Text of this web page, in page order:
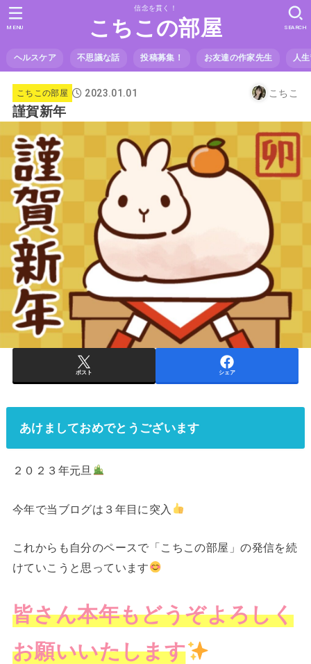
信念を貫く！
こちこの部屋
ヘルスケア 不思議な話 投稿募集！ お友達の作家先生 人
SEARCH
MENU
こちこの部屋 2023.01.01 こちこ
謹賀新年
ポスト シェア
あけましておめでとうございます
２０２３年元旦
今年で当ブログは３年目に突入
これからも自分のペースで「こちこの部屋」の発信を続
けていこうと思っています
皆さん本年もどうぞよろしく
お願いいたします